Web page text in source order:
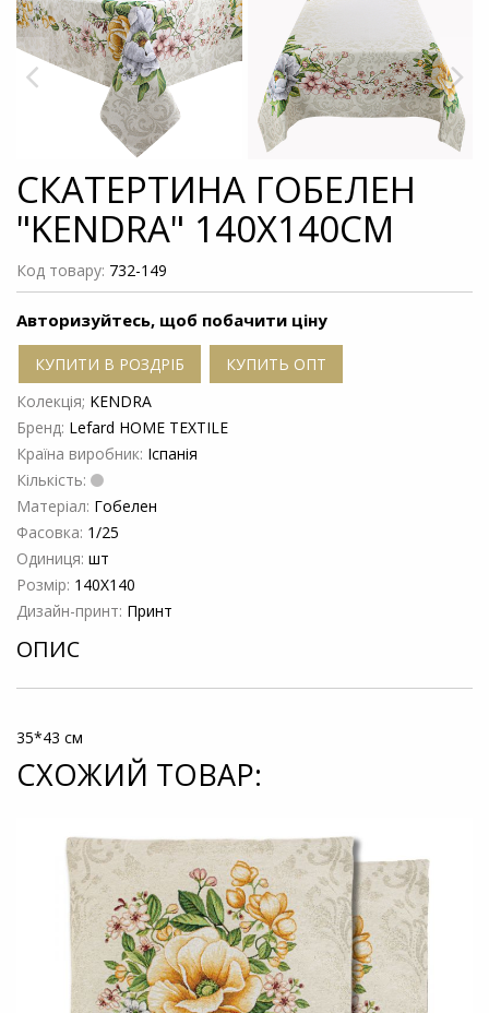
СКАТЕРТИНА ГОБЕЛЕН
"KENDRA" 140X140СМ
Код товару: 732-149
Авторизуйтесь, щоб побачити ціну
КУПИТИ В РОЗДРІБ
КУПИТЬ ОПТ
Колекція; KENDRA
Бренд: Lefard HOME TEXTILE
Країна виробник: Іспанія
Кількість:
Матеріал: Гобелен
Фасовка: 1/25
Одиниця: шт
Розмір: 140Х140
Дизайн-принт: Принт
ОПИС
35*43 см
СХОЖИЙ ТОВАР: